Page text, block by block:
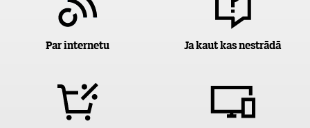
Par internetu Ja kaut kas nestrādā